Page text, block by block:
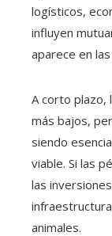
logísticos,
influyen
aparece en
A corto plazo,
más bajos,
siendo
viable. Si las
las
animales.